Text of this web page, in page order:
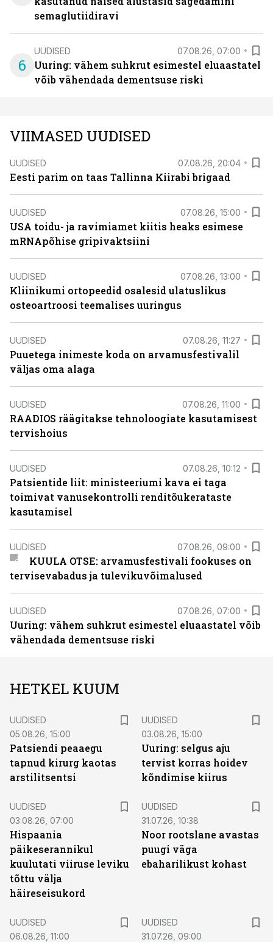
semaglutiidiravi
6
UUDISED 07.08.26, 07:00
Uuring: vähem suhkrut esimestel eluaastatel
võib vähendada dementsuse riski
VIIMASED UUDISED
UUDISED 07.08.26, 20:04
Eesti parim on taas Tallinna Kiirabi brigaad
UUDISED 07.08.26, 15:00
USA toidu- ja ravimiamet kiitis heaks esimese
mRNApõhise gripivaktsiini
UUDISED 07.08.26, 13:00
Kliinikumi ortopeedid osalesid ulatuslikus
osteoartroosi teemalises uuringus
UUDISED 07.08.26, 11:27
Puuetega inimeste koda on arvamusfestivalil
väljas oma alaga
UUDISED 07.08.26, 11:00
RAADIOS räägitakse tehnoloogiate kasutamisest
tervishoius
UUDISED 07.08.26, 10:12
Patsientide liit: ministeeriumi kava ei taga
toimivat vanusekontrolli renditõukerataste
kasutamisel
UUDISED 07.08.26, 09:00
KUULA OTSE: arvamusfestivali fookuses on
tervisevabadus ja tulevikuvõimalused
UUDISED 07.08.26, 07:00
Uuring: vähem suhkrut esimestel eluaastatel võib
vähendada dementsuse riski
HETKEL KUUM
UUDISED
05.08.26, 15:00
Patsiendi peaaegu
tapnud kirurg kaotas
arstilitsentsi
UUDISED
03.08.26, 15:00
Uuring: selgus aju
tervist korras hoidev
kõndimise kiirus
UUDISED
03.08.26, 07:00
Hispaania
päikeserannikul
kuulutati viiruse leviku
tõttu välja
häireseisukord
UUDISED
31.07.26, 10:38
Noor rootslane avastas
puugi väga
ebaharilikust kohast
UUDISED
06.08.26, 11:00
UUDISED
31.07.26, 09:00